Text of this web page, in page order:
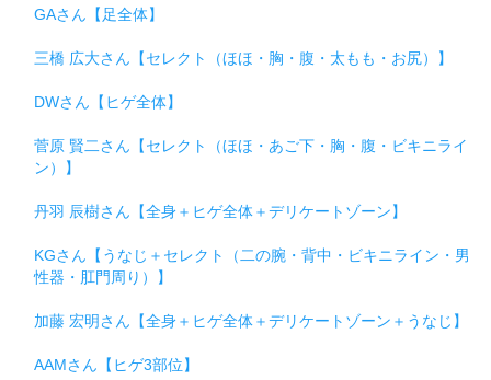
GAさん【足全体】
三橋 広大さん【セレクト（ほほ・胸・腹・太もも・お尻）】
DWさん【ヒゲ全体】
菅原 賢二さん【セレクト（ほほ・あご下・胸・腹・ビキニライ
ン）】
丹羽 辰樹さん【全身＋ヒゲ全体＋デリケートゾーン】
KGさん【うなじ＋セレクト（二の腕・背中・ビキニライン・男
性器・肛門周り）】
加藤 宏明さん【全身＋ヒゲ全体＋デリケートゾーン＋うなじ】
AAMさん【ヒゲ3部位】